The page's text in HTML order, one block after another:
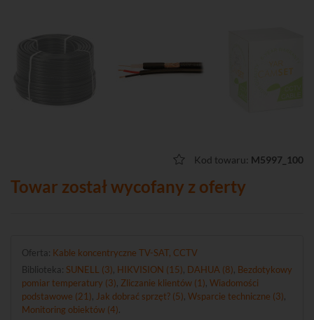
Kod towaru: M5997_100
Towar został wycofany z oferty
Oferta: Kable koncentryczne TV-SAT, CCTV
Biblioteka: SUNELL (3) HIKVISION (15) DAHUA (8) Bezdotykowy
pomiar temperatury (3) Zliczanie klientów (1) Wiadomości
podstawowe (21)
Jak dobrać sprzęt? (5) Wsparcie techniczne (3)
Monitoring obiektów (4)